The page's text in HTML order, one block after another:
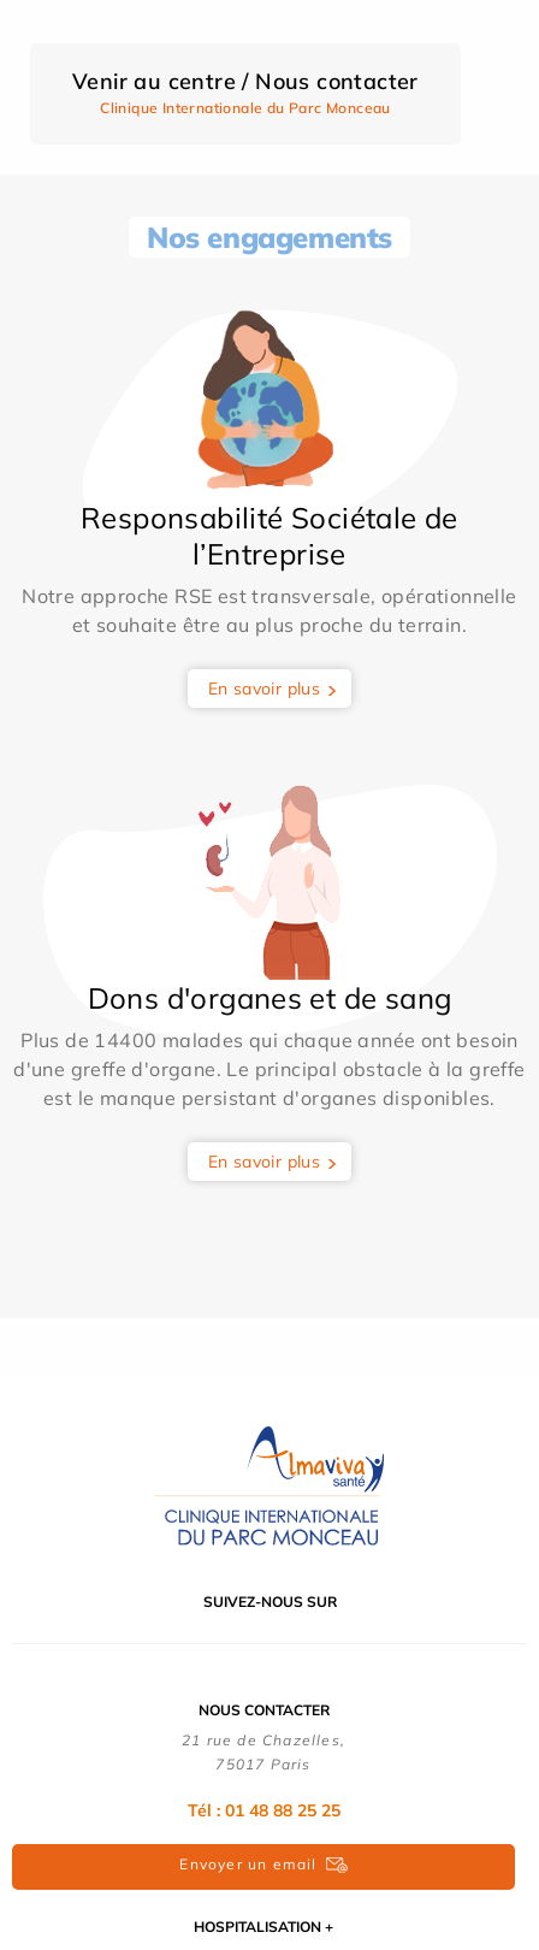
Venir au centre / Nous contacter
Clinique Internationale du Parc Monceau
Nos engagements
Responsabilité Sociétale de
l’Entreprise
Notre approche RSE est transversale, opérationnelle
et souhaite être au plus proche du terrain.
En savoir plus
Dons d'organes et de sang
Plus de 14400 malades qui chaque année ont besoin
d'une greffe d'organe. Le principal obstacle à la greffe
est le manque persistant d'organes disponibles.
En savoir plus
SUIVEZ-NOUS SUR
NOUS CONTACTER
21 rue de Chazelles,
75017 Paris
Tél : 01 48 88 25 25
Envoyer un email
HOSPITALISATION